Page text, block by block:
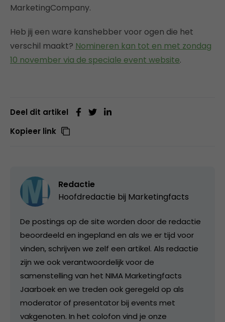
MarketingCompany.
Heb jij een ware kanshebber voor ogen die het
verschil maakt? Nomineren kan tot en met zondag
10 november via de speciale event website.
Deel dit artikel
Kopieer link
Redactie
Hoofdredactie bij Marketingfacts
De postings op de site worden door de redactie
beoordeeld en ingepland en als we er tijd voor
vinden, schrijven we zelf een artikel. Als redactie
zijn we ook verantwoordelijk voor de
samenstelling van het NIMA Marketingfacts
Jaarboek en we treden ook geregeld op als
moderator of presentator bij events met
vakgenoten. In het colofon vind je onze